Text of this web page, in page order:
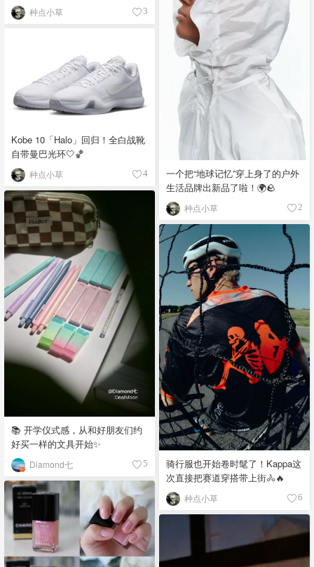
种点小草 3
一个把“地球记忆”穿上身了的户外
生活品牌出新品了啦！🌍🪨
种点小草 2
Kobe 10「Halo」回归！全白战靴
自带曼巴光环🤍🏀
种点小草 4
📚 开学仪式感，从和好朋友们约
好买一样的文具开始✨
Diamond七 5
骑行服也开始卷时髦了！Kappa这
次直接把赛道穿搭带上街🚴🔥
种点小草 6